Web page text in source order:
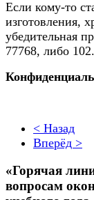
Если кому-то
изготовления,
убедительная
77768, либо 102.
< Назад
Вперёд >
«Горячая
вопросам